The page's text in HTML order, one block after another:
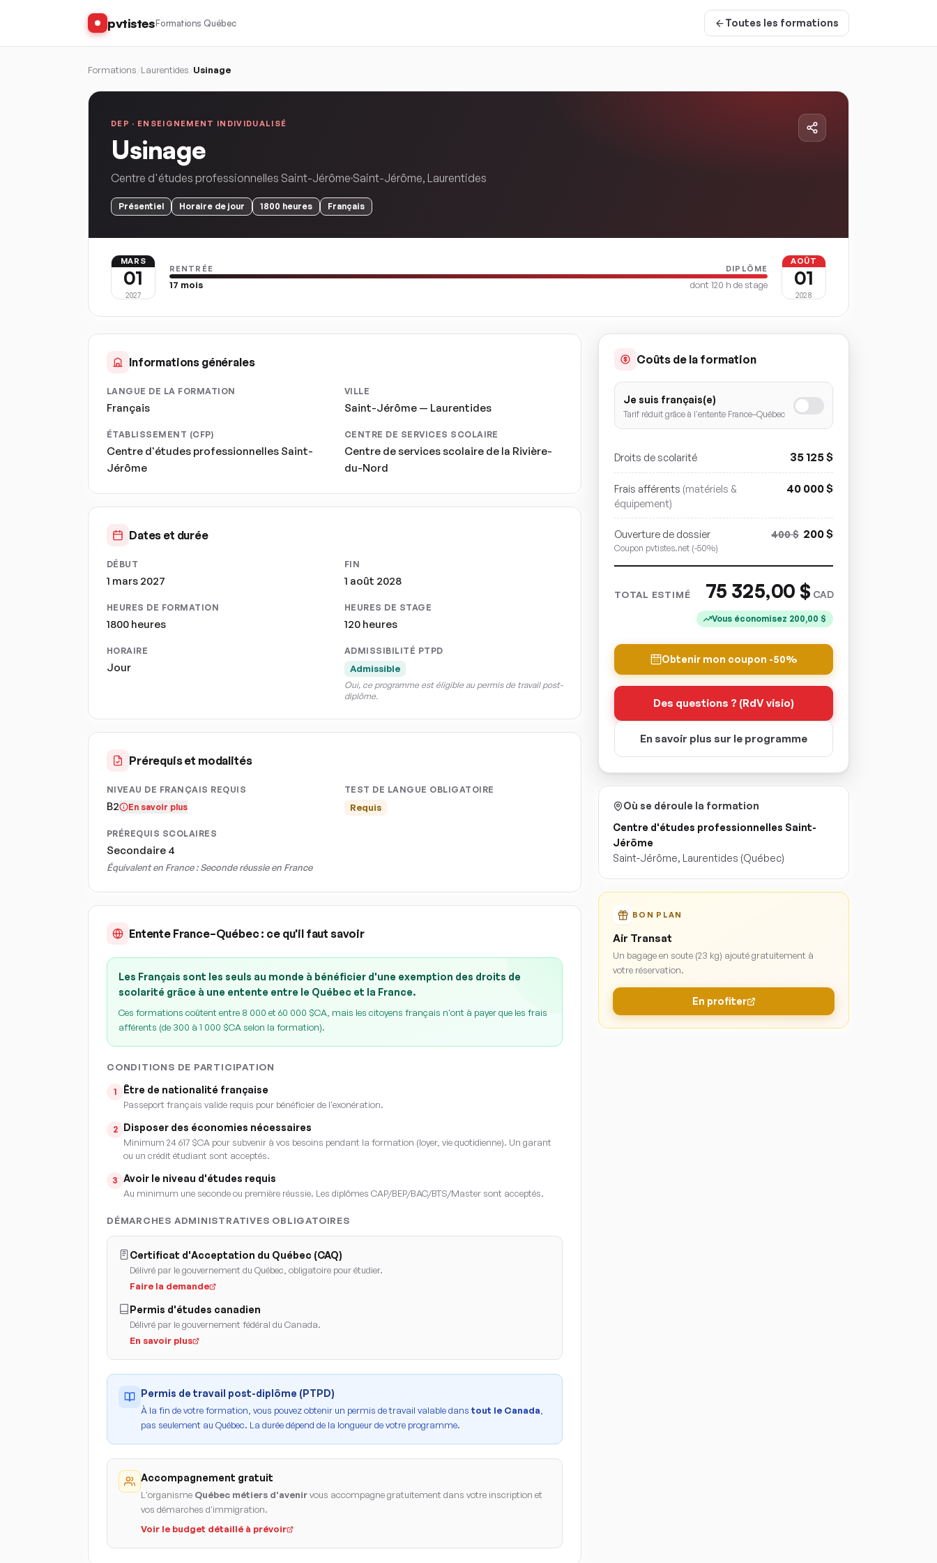
pvtistesFormations Québec Toutes les formations
Formations Laurentides Usinage
DEP · ENSEIGNEMENT INDIVIDUALISÉ
Usinage
Centre d'études professionnelles Saint-Jérôme Saint-Jérôme, Laurentides
Présentiel Horaire de jour 1800 heures Français
MARS
01
2027
RENTRÉE DIPLÔME
17 mois dont 120 h de stage
AOÛT
01
2028
Informations générales
LANGUE DE LA FORMATION
Français
VILLE
Saint-Jérôme — Laurentides
ÉTABLISSEMENT (CFP)
Centre d'études professionnelles Saint-
Jérôme
CENTRE DE SERVICES SCOLAIRE
Centre de services scolaire de la Rivière-
du-Nord
Dates et durée
DÉBUT
1 mars 2027
FIN
1 août 2028
HEURES DE FORMATION
1800 heures
HEURES DE STAGE
120 heures
HORAIRE
Jour
ADMISSIBILITÉ PTPD
Admissible
Oui, ce programme est éligible au permis de travail post-
diplôme.
Prérequis et modalités
NIVEAU DE FRANÇAIS REQUIS
B2 En savoir plus
TEST DE LANGUE OBLIGATOIRE
Requis
PRÉREQUIS SCOLAIRES
Secondaire 4
Équivalent en France :Seconde réussie en France
Entente France–Québec : ce qu'il faut savoir
Les Français sont les seuls au monde à bénéficier d'une exemption des droits de
scolarité grâce à une entente entre le Québec et la France.
Ces formations coûtent entre 8 000 et 60 000 $CA, mais les citoyens français n'ont à payer que les frais
afférents (de 300 à 1 000 $CA selon la formation).
CONDITIONS DE PARTICIPATION
1 Être de nationalité française
Passeport français valide requis pour bénéficier de l'exonération.
2 Disposer des économies nécessaires
Minimum 24 617 $CA pour subvenir à vos besoins pendant la formation (loyer, vie quotidienne). Un garant
ou un crédit étudiant sont acceptés.
3 Avoir le niveau d'études requis
Au minimum une seconde ou première réussie. Les diplômes CAP/BEP/BAC/BTS/Master sont acceptés.
DÉMARCHES ADMINISTRATIVES OBLIGATOIRES
Certificat d'Acceptation du Québec (CAQ)
Délivré par le gouvernement du Québec, obligatoire pour étudier.
Faire la demande
Permis d'études canadien
Délivré par le gouvernement fédéral du Canada.
En savoir plus
Permis de travail post-diplôme (PTPD)
À la fin de votre formation, vous pouvez obtenir un permis de travail valable dans tout le Canada
pas seulement au Québec. La durée dépend de la longueur de votre programme.
Accompagnement gratuit
L'organisme Québec métiers d'avenirvous accompagne gratuitement dans votre inscription et
vos démarches d'immigration.
Voir le budget détaillé à prévoir
Coûts de la formation
Je suis français(e)
Tarif réduit grâce à l'entente France–Québec
Droits de scolarité 35 125$
Frais afférents (matériels &
équipement)
40 000$
Ouverture de dossier
Coupon pvtistes.net (-50%)
400$ 200$
TOTAL ESTIMÉ 75 325,00 $ CAD
Vous économisez 200,00 $
Obtenir mon coupon -50%
Des questions ? (RdV visio)
En savoir plus sur le programme
Où se déroule la formation
Centre d'études professionnelles Saint-
Jérôme
Saint-Jérôme, Laurentides (Québec)
BON PLAN
Air Transat
Un bagage en soute (23 kg) ajouté gratuitement à
votre réservation.
En profiter